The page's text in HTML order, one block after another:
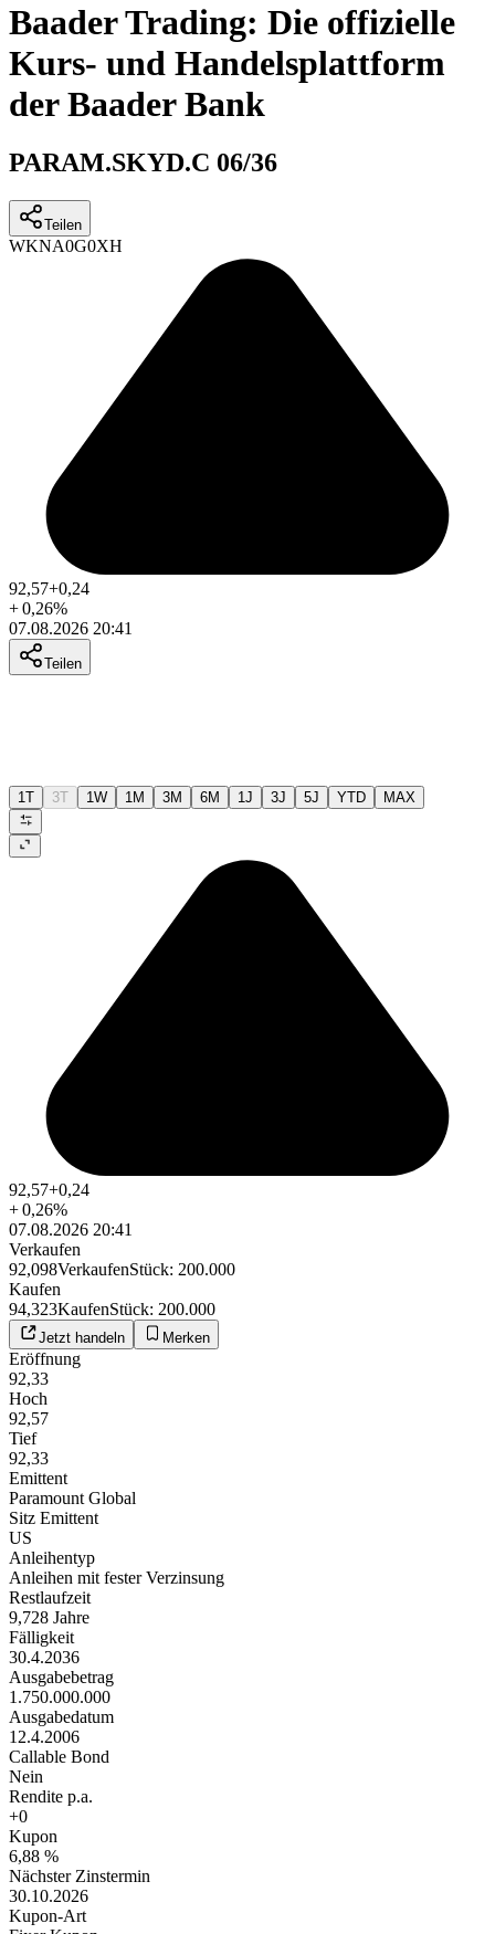
Baader Trading: Die offizielle
Kurs- und Handelsplattform
der Baader Bank
PARAM.SKYD.C 06/36
Teilen
WKNA0G0XH
92,57+0,24
+0,26%
07.08.2026 20:41
Teilen
1T 3T 1W 1M 3M 6M 1J 3J 5J YTD MAX
92,57+0,24
+0,26%
07.08.2026 20:41
Verkaufen
92,098VerkaufenStück: 200.000
Kaufen
94,323KaufenStück: 200.000
Jetzt handeln Merken
Eröffnung
92,33
Hoch
92,57
Tief
92,33
Emittent
Paramount Global
Sitz Emittent
US
Anleihentyp
Anleihen mit fester Verzinsung
Restlaufzeit
9,728 Jahre
Fälligkeit
30.4.2036
Ausgabebetrag
1.750.000.000
Ausgabedatum
12.4.2006
Callable Bond
Nein
Rendite p.a.
+0
Kupon
6,88 %
Nächster Zinstermin
30.10.2026
Kupon-Art